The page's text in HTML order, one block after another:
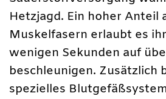
Hetzjagd. Ein hoher Anteil
Muskelfasern erlaubt es
wenigen Sekunden auf
beschleunigen. Zusätzlich
spezielles